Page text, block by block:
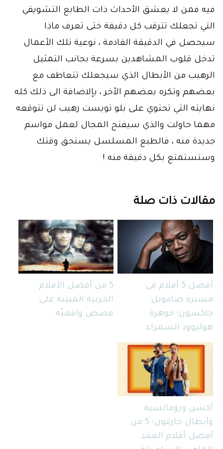
فيه فمن لا يعشق الأحداث ذات الطابع التشويقي
التي تجعلك تترقب كل دقيقة ختى تعرف ماذا
سيحصل في الدقيقة القادمة ، نوعية تلك الأعمال
تدخل قلوب المشاهدين بسرعة بجانب التمثيل
الرهيب من الأبطال الذي سيجعلك تتعاطف مع
بعضهم وتكره بعضهم الأخر ، بإلاضافة الى ذلك كله
نهايته التي تحتوي على بلو تويست رهيب لن تتوقعه
مهما حاولت والذي سيفتح المجال لعمل مواسم
جديدة منه ، فالطبع المسلسل يستحق وقتك
وستستمتع بكل دقيقة منه !
مقالات ذات صلة
أفضل 5 أفلام في
مسيرة صامويل
جاكسون؛ جوهرة
هوليوود السمراء
5 من أفضل الأفلام
الحربية المبنية على
قصص واقعيّة
أكشن ورومانسية
وأبطال خارقون؛ 5 من
أفضل أفلام العقد